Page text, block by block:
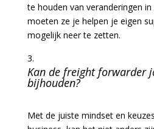
te houden van veranderingen
moeten ze je helpen je eigen
mogelijk neer te zetten.
Kan de freight forwarder
bijhouden?
Met de juiste mindset en